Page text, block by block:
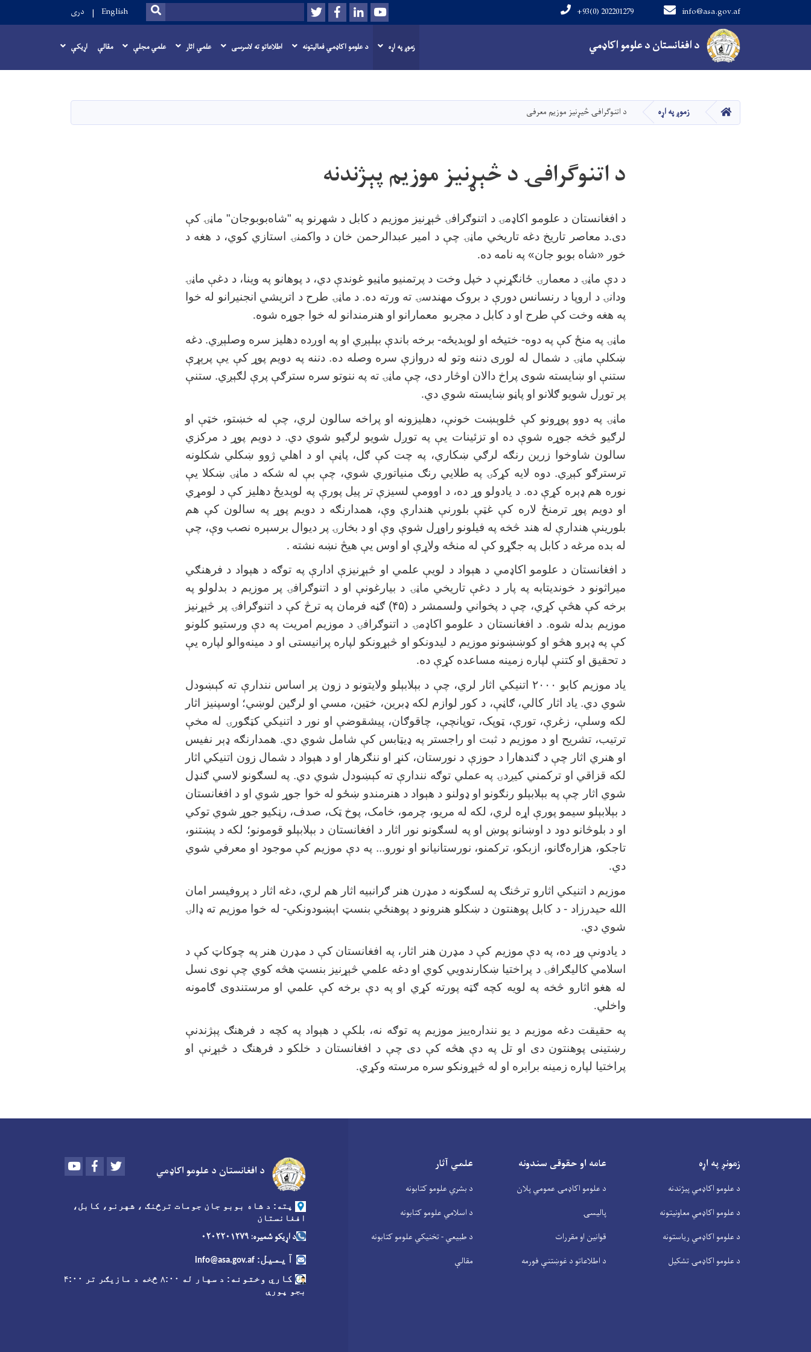
د افغانستان د علومو اکاډمي
info@asa.gov.af
+93(0) 202201279
Youtube
LinkedIn
Facebook
Twitter
لټون SEARCH
English دری
Main navigation
زموږ په اړه د علومو اکاډمي فعاليتونه اطلاعاتو ته لاسرسی علمي اثار علمي مجلې مقالې اړيکې
کور زموږ په اړه د اتنوګرافۍ څیړنیز موزیم معرفی
د اتنوگرافۍ د څېړنیز موزیم پېژندنه
د افغانستان د علومو اکاډمۍ د اتنوګرافۍ څېړنیز موزیم د کابل د شهرنو په "شاه‌بوبوجان" ماڼۍ کې
دی.د معاصر تاریخ دغه تاریخي ماڼۍ چې د امیر عبدالرحمن خان د واکمنۍ استازي کوي، د هغه د
خور «شاه بوبو جان» په نامه ده.
د دې ماڼۍ د معمارۍ ځانګړنې د خپل وخت د پرتمنیو ماڼیو غوندې دي، د پوهانو په وینا، د دغې ماڼۍ
ودانۍ د اروپا د رنسانس دورې د بروک مهندسۍ ته ورته ده. د ماڼۍ طرح د اتریشي انجنیرانو له خوا
په هغه وخت کې طرح او د کابل د مجربو معمارانو او هنرمندانو له خوا جوړه شوه.
ماڼۍ په منځ کې په دوه- ختیځه او لوېدیځه- برخه باندې بېلېږي او په اوږده دهلیز سره وصلېږي. دغه
ښکلې ماڼۍ د شمال له لوری دننه وتو له دروازې سره وصله ده. دننه په دویم پوړ کې یې پرېړې
ستنې او ښایسته شوی پراخ دالان اوڅار دی، چې ماڼۍ ته په ننوتو سره سترګې پرې لګېږي. ستنې
پر توږل شویو ګلانو او پاڼو ښایسته شوي دي.
ماڼۍ په دوو پوړونو کې څلوېښت خونې، دهلیزونه او پراخه سالون لري، چې له خښتو، خټې او
لرګیو څخه جوړه شوې ده او تزئینات یې په توږل شویو لرګیو شوي دي. د دویم پوړ د مرکزي
سالون شاوخوا زرین رنګه لرګي ښکاري، په چت کې ګل، پاڼې او د اهلي ژوو ښکلي شکلونه
ترسترګو کېږي. دوه لایه کړکۍ په طلايي رنګ منیاتوري شوي، چې بې له شکه د ماڼۍ ښکلا یې
نوره هم ډېره کړې ده. د یادولو وړ ده، د اوومې لسیزې تر پیل پورې په لوېدیځ دهلیز کې د لومړي
او دویم پوړ ترمنځ لاره کې غټې بلورنې هندارې وې، همدارنګه د دویم پوړ په سالون کې هم
بلورینې هندارې له هند څخه په فیلونو راوړل شوې وې او د بخارۍ پر دیوال برسېره نصب وې، چې
له بده مرغه د کابل په جګړو کې له منځه ولاړې او اوس یې هیڅ نښه نشته .
د افغانستان د علومو اکاډمي د هېواد د لویې علمي او څېړنیزې ادارې په توګه د هېواد د فرهنګي
میراثونو د خوندیتابه په پار د دغې تاریخي ماڼۍ د بیارغونې او د اتنوګرافۍ پر موزیم د بدلولو په
برخه کې هڅې کړي، چې د پخواني ولسمشر د (۴۵)
ګڼه فرمان په ترڅ کې د اتنوګرافۍ پر څېړنیز
موزیم بدله شوه. د افغانستان د علومو اکاډمۍ د اتنوګرافۍ د موزیم امریت په دې ورستیو کلونو
کې په ډېرو هڅو او کوښښونو موزیم د لیدونکو او څېړونکو لپاره پرانیستی او د مینه‌والو لپاره یې
د تحقیق او کتنې لپاره زمینه مساعده کړې ده.
یاد موزیم کابو ۲۰۰۰ اتنیکي اثار لري، چې د بېلابېلو ولایتونو د زون پر اساس نندارې ته کېښودل
شوي دي. یاد اثار کالي، ګاڼې، د کور لوازم لکه ډبرین، خټین، مسي او لرګین لوښي؛ اوسپنیز اثار
لکه وسلې، زغرې، تورې، ټوپک، توپانچې، چاقوګان، پیشقوضې او نور د اتنیکي کټګورۍ له مخې
ترتیب، تشریح او د موزیم د ثبت او راجستر په ډیټابس کې شامل شوي دي. همدارنګه ډېر نفیس
او هنري اثار چې د ګندهارا د حوزې د نورستان، کنړ او ننګرهار او د هېواد د شمال زون اتنیکي اثار
لکه قزاقي او ترکمني کیږدۍ په عملي توګه نندارې ته کېښودل شوي دي. په لسګونو لاسي ګنډل
شوي اثار چې په بېلابېلو رنګونو او ډولنو د هېواد د هنرمندو ښځو له خوا جوړ شوي او د افغانستان
د بېلابېلو سیمو پورې اړه لري، لکه له مریو، چرمو، خامک، پوخ ټک، صدف، رڼکیو جوړ شوي توکي
او د بلوڅانو دود د اوښانو پوښ او په لسګونو نور اثار د افغانستان د بېلابېلو قومونو؛ لکه د پښتنو،
تاجکو، هزاره‌ګانو، ازبکو، ترکمنو، نورستانیانو او نورو... په دې موزیم کې موجود او معرفي شوي
دي.
موزیم د اتنیکي اثارو ترڅنګ په لسګونه د مډرن هنر ګرانبیه اثار هم لري، دغه اثار د پروفیسر امان
الله حیدرزاد - د کابل پوهنتون د ښکلو هنرونو د پوهنځي بنسټ اېښودونکي- له خوا موزیم ته ډالۍ
شوي دي.
د یادونې وړ ده، په دې موزیم کې د مډرن هنر اثار، په افغانستان کې د مډرن هنر په چوکاټ کې د
اسلامي کاليګرافۍ د پراختیا ښکارندويي کوي او دغه علمي څېړنیز بنسټ هڅه کوي چې نوی نسل
له هغو اثارو څخه په لویه کچه ګټه پورته کړي او په دې برخه کې علمي او مرستندوی ګامونه
واخلي.
په حقیقت دغه موزیم د یو ننداره‌ييز موزیم په توګه نه، بلکې د هېواد په کچه د فرهنګ پېژندنې
رښتینی پوهنتون دی او تل په دې هڅه کې دی چې د افغانستان د خلکو د فرهنګ د څېړنې او
پراختیا لپاره زمینه برابره او له څېړونکو سره مرسته وکړي.
زمونږ په اړه
د علومو اکاډمي پیژندنه
د علومو اکاډمي معاونیتونه
د علومو اکاډمي ریاستونه
د علومو اکاډمۍ تشکیل
عامه او حقوقی سندونه
د علومو اکاډمۍ عمومي پلان
پالیسۍ
قوانین او مقررات
د اطلاعاتو د غوښتنې فورمه
علمي آثار
د بشري علومو کتابونه
د اسلامي علومو کتابونه
د طبیعي - تخنیکي علومو کتابونه
مقالې
د افغانستان د علومو اکاډمي Youtube Facebook
پته: د شاه بوبو جان جومات ترڅنګ ، شهرنو، کابل،
افغانستان
د اړیکو شمیره: ۰۲۰۲۲۰۱۲۷۹
آیمیل:
info@asa.gov.af
کاري وختونه
: د سهار له ۸:۰۰ څخه د مازیګر تر ۴:۰۰
بجو پورې